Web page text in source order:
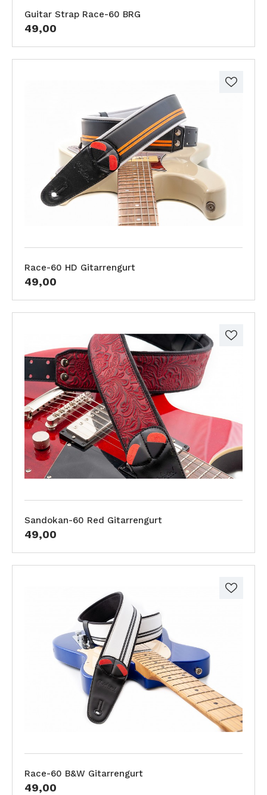
Guitar Strap Race-60 BRG
49,00
Race-60 HD Gitarrengurt
49,00
Sandokan-60 Red Gitarrengurt
49,00
Race-60 B&W Gitarrengurt
49,00